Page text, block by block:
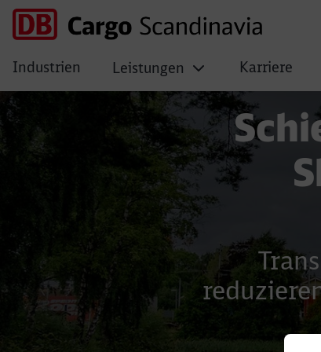
No Page Title
Industrien Leistungen Karriere